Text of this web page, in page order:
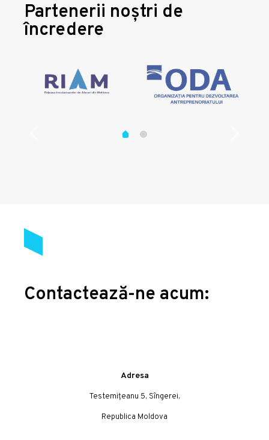
Partenerii noștri de
încredere
Contactează-ne acum:
Adresa
Testemițeanu 5, Sîngerei,
Republica Moldova